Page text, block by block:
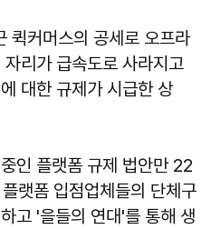
퀵커머스의 공세로 오프라
리가 급속도로 사라지고
대한 규제가 시급한 상
인 플랫폼 규제 법안만 22
랫폼 입점업체들의 단체구
고 '을들의 연대'를 통해 생